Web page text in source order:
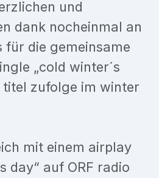
und
dank nocheinmal an
für die gemeinsame
„cold winter´s
titel zufolge im winter
mit einem airplay
day“ auf ORF radio